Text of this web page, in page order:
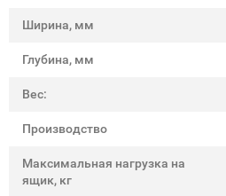
Ширина, мм
Глубина, мм
Вес:
Производство
Максимальная нагрузка на
ящик, кг